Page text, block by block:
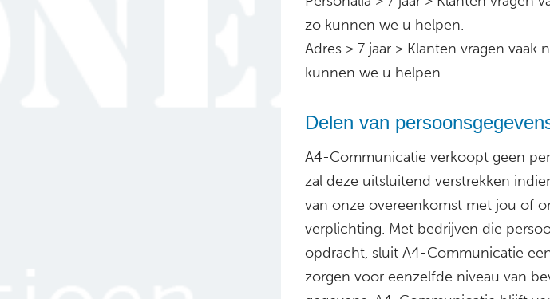
zo kunnen we u helpen.
Adres > 7 jaar > Klanten vragen
kunnen we u helpen.
Delen van
A4-Communicatie verkoopt geen
zal deze uitsluitend verstrekken
van onze overeenkomst met jou of
verplichting. Met bedrijven die
opdracht, sluit A4-Communicatie
zorgen voor eenzelfde niveau van